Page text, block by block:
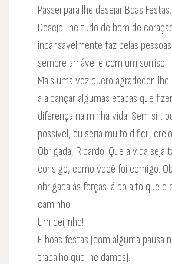
Passei para lhe desejar Boas
Desejo-lhe tudo de bom de
incansavelmente faz pelas
sempre amável e com um sorriso!
Mais uma vez quero agradecer-
a alcançar algumas etapas que
diferença na minha vida. Sem si...
possível, ou seria muito dificil,
Obrigada, Ricardo. Que a vida seja
consigo, como você foi comigo.
obrigada às forças lá do alto que o
caminho.
Um beijinho!
E boas festas (com alguma pausa
trabalho que lhe damos).